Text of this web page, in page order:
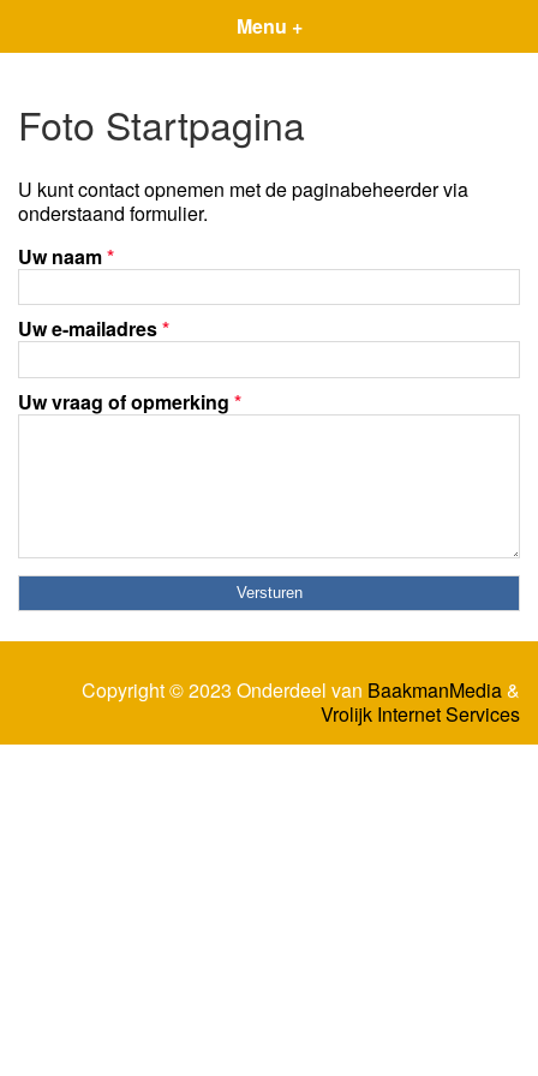
Menu +
Foto Startpagina
U kunt contact opnemen met de paginabeheerder via
onderstaand formulier.
Uw naam*
Uw e-mailadres*
Uw vraag of opmerking *
Copyright © 2023 Onderdeel van BaakmanMedia&
Vrolijk Internet Services